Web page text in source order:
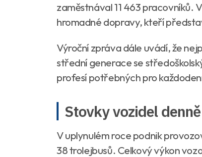
zaměstnával 11 463 pracovníků.
hromadné dopravy, kteří
Výroční zpráva dále uvádí, že
střední generace se
profesí potřebných pro
Stovky vozidel
V uplynulém roce podnik
38 trolejbusů. Celkový výkon